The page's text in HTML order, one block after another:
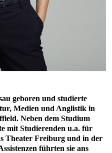
geboren und studierte
Medien und Anglistik in
Neben dem Studium
mit Studierenden u.a. für
Theater Freiburg und in der
führten sie ans